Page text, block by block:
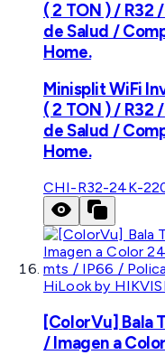
( 2 TON ) / R32
de Salud /
Home.
Minisplit WiFi
( 2 TON ) / R32
de Salud /
Home.
CHI-R32-24K-
HiLook by
[ColorVu] Bala
/ Imagen a